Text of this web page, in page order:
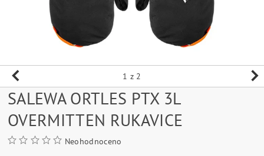
1 z 2
SALEWA ORTLES PTX 3L
OVERMITTEN RUKAVICE
Neohodnoceno